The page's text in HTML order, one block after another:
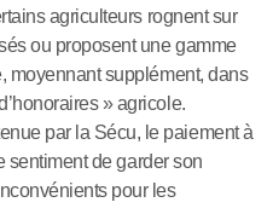
agriculteurs rognent sur
ou proposent une gamme
moyennant supplément, dans
» agricole.
par la Sécu, le paiement à
sentiment de garder son
pour les